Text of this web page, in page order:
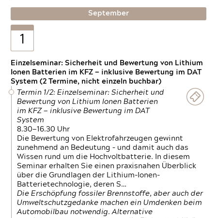
September
1
Einzelseminar: Sicherheit und Bewertung von Lithium
Ionen Batterien im KFZ — inklusive Bewertung im DAT
System (2 Termine, nicht einzeln buchbar)
Termin 1/2: Einzelseminar: Sicherheit und
Bewertung von Lithium Ionen Batterien
im KFZ — inklusive Bewertung im DAT
System
8.30—16.30 Uhr
Die Bewertung von Elektrofahrzeugen gewinnt
zunehmend an Bedeutung – und damit auch das
Wissen rund um die Hochvoltbatterie. In diesem
Seminar erhalten Sie einen praxisnahen Überblick
über die Grundlagen der Lithium-Ionen-
Batterietechnologie, deren S…
Die Erschöpfung fossiler Brennstoffe, aber auch der
Umweltschutzgedanke machen ein Umdenken beim
Automobilbau notwendig. Alternative